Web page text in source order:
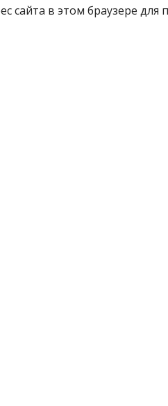
сайта в этом браузере